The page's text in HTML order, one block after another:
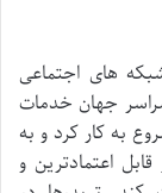
های اجتماعی
جهان خدمات
در سال ۲۰۱۱ میلادی شروع به کار کرد و به
اعتمادترین و